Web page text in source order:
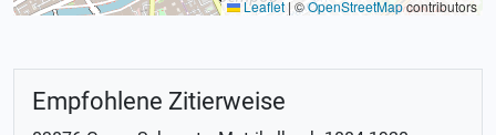
Leaflet | ©OpenStreetMapcontributors
Empfohlene Zitierweise